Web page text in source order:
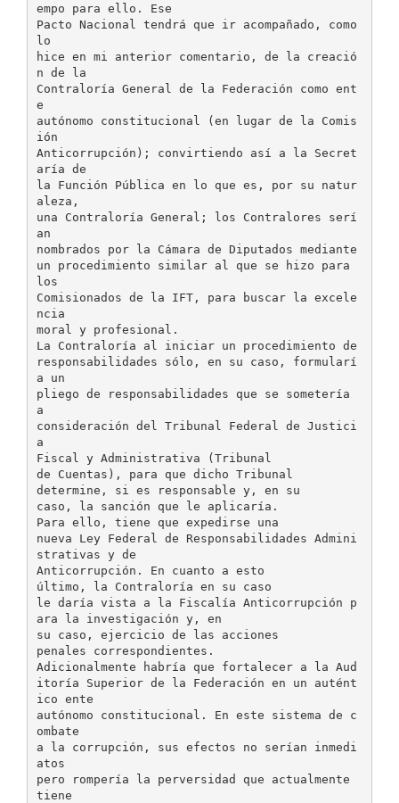
empo para ello. Ese
Pacto Nacional tendrá que ir acompañado, como
lo
hice en mi anterior comentario, de la creació
n de la
Contraloría General de la Federación como ent
e
autónomo constitucional (en lugar de la Comis
ión
Anticorrupción); convirtiendo así a la Secret
aría de
la Función Pública en lo que es, por su natur
aleza,
una Contraloría General; los Contralores serí
an
nombrados por la Cámara de Diputados mediante
un procedimiento similar al que se hizo para
los
Comisionados de la IFT, para buscar la excele
ncia
moral y profesional.
La Contraloría al iniciar un procedimiento de
responsabilidades sólo, en su caso, formularí
a un
pliego de responsabilidades que se sometería
a
consideración del Tribunal Federal de Justici
a
Fiscal y Administrativa (Tribunal
de Cuentas), para que dicho Tribunal
determine, si es responsable y, en su
caso, la sanción que le aplicaría.
Para ello, tiene que expedirse una
nueva Ley Federal de Responsabilidades Admini
strativas y de
Anticorrupción. En cuanto a esto
último, la Contraloría en su caso
le daría vista a la Fiscalía Anticorrupción p
ara la investigación y, en
su caso, ejercicio de las acciones
penales correspondientes.
Adicionalmente habría que fortalecer a la Aud
itoría Superior de la Federación en un autént
ico ente
autónomo constitucional. En este sistema de c
ombate
a la corrupción, sus efectos no serían inmedi
atos
pero rompería la perversidad que actualmente
tiene